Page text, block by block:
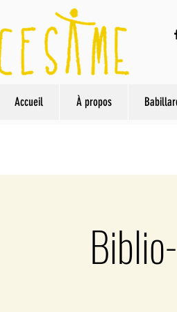
Accueil À propos